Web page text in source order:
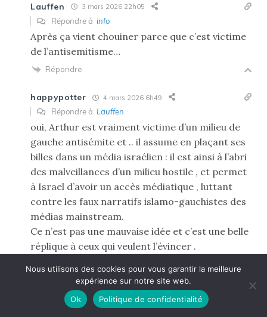
Lauffen 3 mars 2026 22h05
Répondre à info
Après ça vient chouiner parce que c’est victime
de l’antisemitisme…
Répondre
happypotter 4 mars 2026 6h49
Répondre à Lauffen
oui, Arthur est vraiment victime d’un milieu de
gauche antisémite et .. il assume en plaçant ses
billes dans un média israélien : il est ainsi à l’abri
des malveillances d’un milieu hostile , et permet
à Israel d’avoir un accès médiatique , luttant
contre les faux narratifs islamo-gauchistes des
médias mainstream.
Ce n’est pas une mauvaise idée et c’est une belle
réplique à ceux qui veulent l’évincer .
Répondre
3 mars 2026 20h10
Depuis 2022, les gardes-frontières ukrainiens ont
Nous utilisons des cookies pour vous garantir la meilleure
expérience sur notre site web.
Ok
Politique de confidentialité